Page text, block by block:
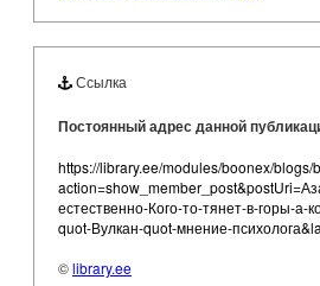
Ссылка
Постоянный адрес данной
https://library.ee/modules/boonex/blogs/
естественно-Кого-то-тянет-в-горы-а-
quot-Вулкан-quot-мнение-
©library.ee